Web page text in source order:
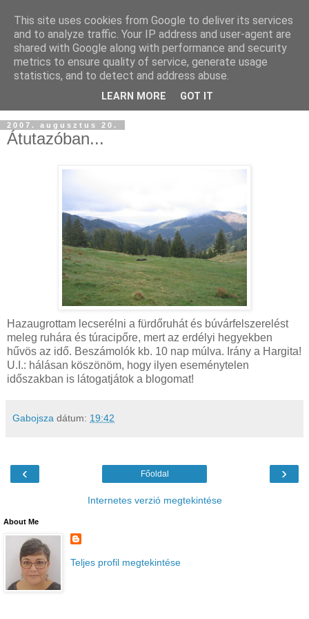
2007. augusztus 20.
Átutazóban...
Hazaugrottam lecserélni a fürdőruhát és búvárfelszerelést
meleg ruhára és túracipőre, mert az erdélyi hegyekben
hűvös az idő. Beszámolók kb. 10 nap múlva. Irány a Hargita!
U.I.: hálásan köszönöm, hogy ilyen eseménytelen
időszakban is látogatjátok a blogomat!
Gabojsza dátum: 19:42
‹ ›
Főoldal
Internetes verzió megtekintése
About Me
Teljes profil megtekintése
This site uses cookies from Google to deliver its services
and to analyze traffic. Your IP address and user-agent are
shared with Google along with performance and security
metrics to ensure quality of service, generate usage
statistics, and to detect and address abuse.
LEARN MORE GOT IT